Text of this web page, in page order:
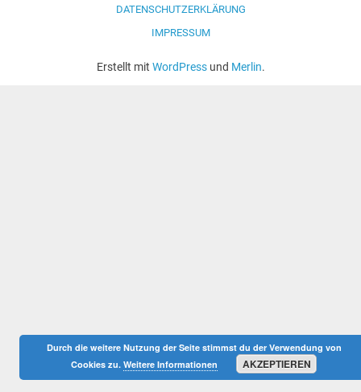
DATENSCHUTZERKLÄRUNG
IMPRESSUM
Erstellt mit WordPressund Merlin.
Durch die weitere Nutzung der Seite stimmst du der Verwendung von
Cookies zu.Weitere Informationen AKZEPTIEREN